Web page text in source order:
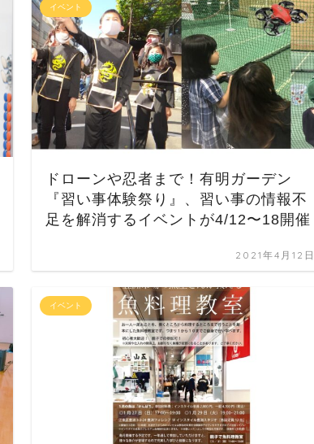
イベント
ドローンや忍者まで！有明ガーデン
『習い事体験祭り』、習い事の情報不
足を解消するイベントが4/12〜18開催
2021年4月12日
イベント